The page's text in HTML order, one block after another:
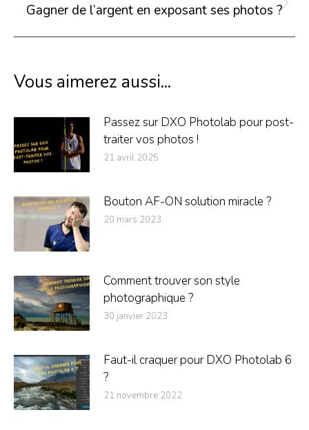
Article
Gagner de l’argent en exposant ses photos ?
Vous aimerez aussi...
Passez sur DXO Photolab pour post-
traiter vos photos !
21 avril 2025
Bouton AF-ON solution miracle ?
20 mars 2023
Comment trouver son style
photographique ?
30 janvier 2023
Faut-il craquer pour DXO Photolab 6
?
21 novembre 2022